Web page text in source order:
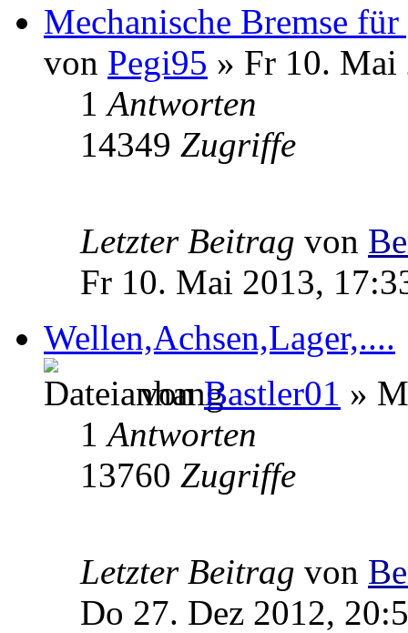
Mechanische Bremse
von Pegi95 » Fr 10. Mai
1Antworten
14349 Zugriffe
Letzter Beitrag von
Fr 10. Mai 2013,
Wellen,Achsen,Lager,....
vonBastler01 »
1Antworten
13760 Zugriffe
Letzter Beitrag von
Do 27. Dez 2012,